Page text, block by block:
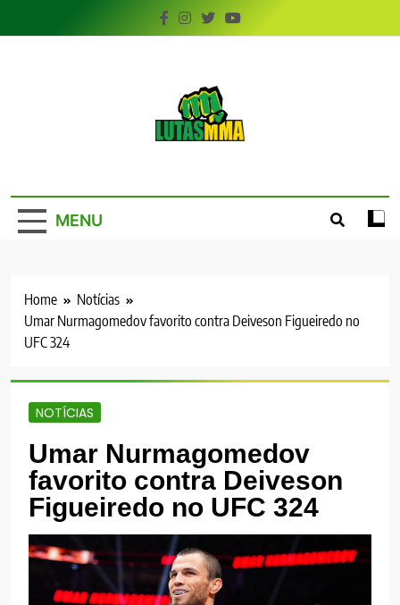
to
MENU
Home
Notícias
Umar Nurmagomedov favorito contra Deiveson Figueiredo no
UFC 324
NOTÍCIAS
Umar Nurmagomedov
favorito contra Deiveson
Figueiredo no UFC 324